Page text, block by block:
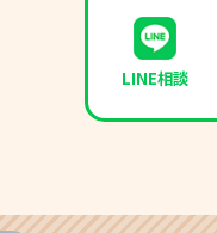
LINE相談